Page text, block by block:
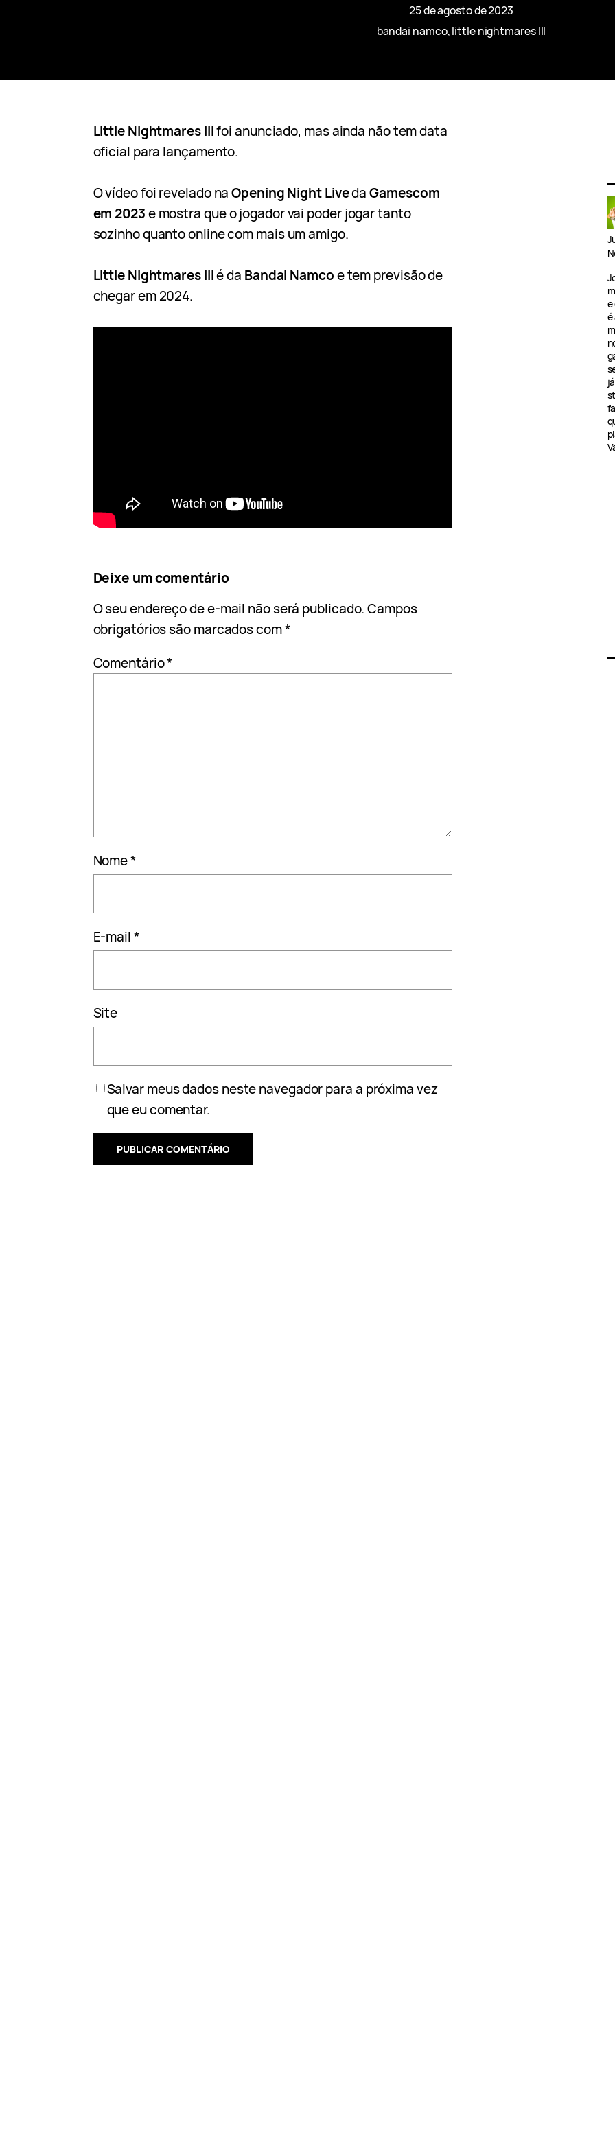
25 de agosto de 2023
bandai namco, little nightmares III
Little Nightmares IIIfoi anunciado, mas ainda não tem data
oficial para lançamento.
O vídeo foi revelado naOpening Night LivedaGamescom
em 2023e mostra que o jogador vai poder jogar tanto
sozinho quanto online com mais um amigo.
Little Nightmares IIIé da Bandai Namcoe tem previsão de
chegar em 2024.
Deixe um comentário
O seu endereço de e-mail não será publicado. Campos
obrigatórios são marcados com*
Comentário*
Nome*
E-mail*
Site
Salvar meus dados neste navegador para a próxima vez
que eu comentar.
e
é